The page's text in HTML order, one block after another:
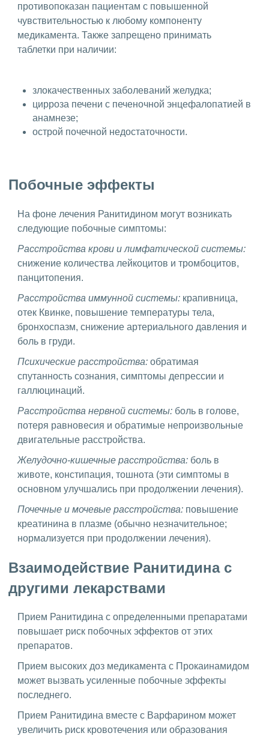
противопоказан пациентам с повышенной
чувствительностью к любому компоненту
медикамента. Также запрещено принимать
таблетки при наличии:
злокачественных заболеваний желудка;
цирроза печени с печеночной энцефалопатией в
анамнезе;
острой почечной недостаточности.
Побочные эффекты
На фоне лечения Ранитидином могут возникать
следующие побочные симптомы:
Расстройства крови и лимфатической системы:
снижение количества лейкоцитов и тромбоцитов,
панцитопения.
Расстройства иммунной системы: крапивница,
отек Квинке, повышение температуры тела,
бронхоспазм, снижение артериального давления и
боль в груди.
Психические расстройства: обратимая
спутанность сознания, симптомы депрессии и
галлюцинаций.
Расстройства нервной системы: боль в голове,
потеря равновесия и обратимые непроизвольные
двигательные расстройства.
Желудочно-кишечные расстройства: боль в
животе, констипация, тошнота (эти симптомы в
основном улучшались при продолжении лечения).
Почечные и мочевые расстройства: повышение
креатинина в плазме (обычно незначительное;
нормализуется при продолжении лечения).
Взаимодействие Ранитидина с
другими лекарствами
Прием Ранитидина с определенными препаратами
повышает риск побочных эффектов от этих
препаратов.
Прием высоких доз медикамента с Прокаинамидом
может вызвать усиленные побочные эффекты
последнего.
Прием Ранитидина вместе с Варфарином может
увеличить риск кровотечения или образования